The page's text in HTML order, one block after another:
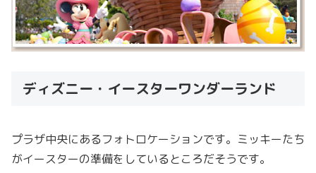
ディズニー・イースターワンダーランド
プラザ中央にあるフォトロケーションです。ミッキーたち
がイースターの準備をしているところだそうです。